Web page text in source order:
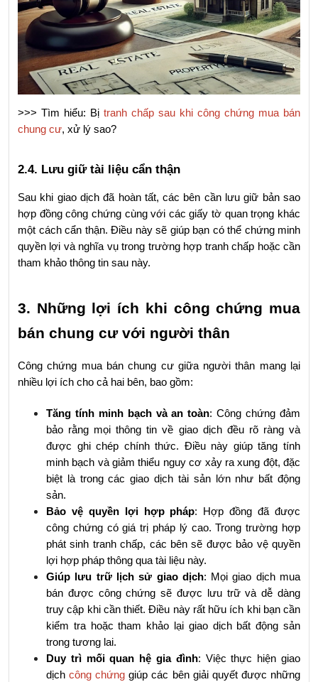
>>> Tìm hiểu: Bị tranh chấp sau khi công chứng mua bán
chung cư, xử lý sao?
2.4. Lưu giữ tài liệu cẩn thận
Sau khi giao dịch đã hoàn tất, các bên cần lưu giữ bản sao
hợp đồng công chứng cùng với các giấy tờ quan trọng khác
một cách cẩn thận. Điều này sẽ giúp bạn có thể chứng minh
quyền lợi và nghĩa vụ trong trường hợp tranh chấp hoặc cần
tham khảo thông tin sau này.
3. Những lợi ích khi công chứng mua
bán chung cư với người thân
Công chứng mua bán chung cư giữa người thân mang lại
nhiều lợi ích cho cả hai bên, bao gồm:
Tăng tính minh bạch và an toàn: Công chứng đảm
bảo rằng mọi thông tin về giao dịch đều rõ ràng và
được ghi chép chính thức. Điều này giúp tăng tính
minh bạch và giảm thiểu nguy cơ xảy ra xung đột, đặc
biệt là trong các giao dịch tài sản lớn như bất động
sản.
Bảo vệ quyền lợi hợp pháp: Hợp đồng đã được
công chứng có giá trị pháp lý cao. Trong trường hợp
phát sinh tranh chấp, các bên sẽ được bảo vệ quyền
lợi hợp pháp thông qua tài liệu này.
Giúp lưu trữ lịch sử giao dịch: Mọi giao dịch mua
bán được công chứng sẽ được lưu trữ và dễ dàng
truy cập khi cần thiết. Điều này rất hữu ích khi bạn cần
kiểm tra hoặc tham khảo lại giao dịch bất động sản
trong tương lai.
Duy trì mối quan hệ gia đình: Việc thực hiện giao
dịch công chứng giúp các bên giải quyết được những